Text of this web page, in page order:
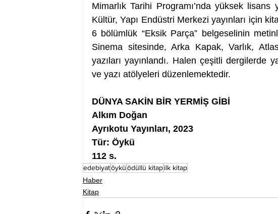
Mimarlık Tarihi Programı’nda yüksek
Kültür, Yapı Endüstri Merkezi yayınları için
6 bölümlük “Eksik Parça” belgeselinin
Sinema sitesinde, Arka Kapak, Varlık,
yazıları yayınlandı. Halen çeşitli dergilerde
ve yazı atölyeleri düzenlemektedir.
DÜNYA SAKİN BİR YERMİŞ GİBİ
Alkım Doğan
Ayrıkotu Yayınları, 2023
Tür: Öykü
112 s.
edebiyatöyküödüllü kitapilk kitap
Haber
Kitap